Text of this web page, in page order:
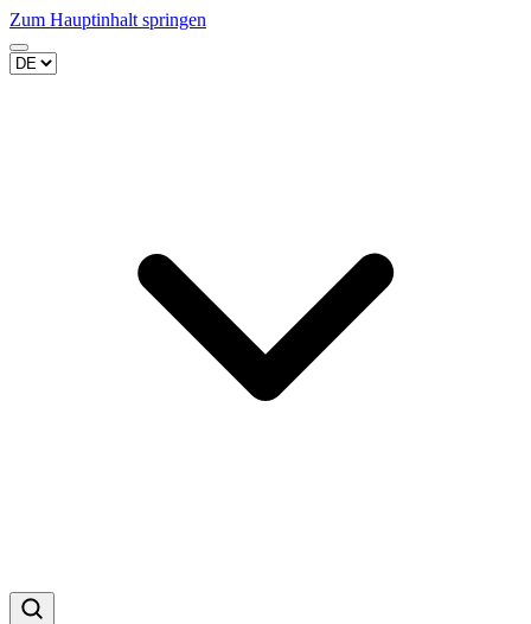
Zum Hauptinhalt springen